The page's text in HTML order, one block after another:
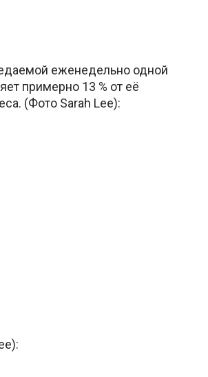
еженедельно одной
примерно 13 % от её
(Фото Sarah Lee):